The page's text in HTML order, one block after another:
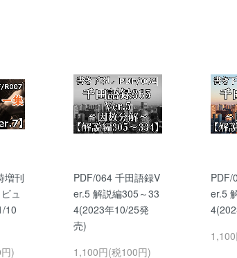
増刊
ュ
10
)
PDF/064 千田語録V
er.5 解説編305～33
4(2023年10/25発
売)
1,100円(税100円)
PDF/
er.5